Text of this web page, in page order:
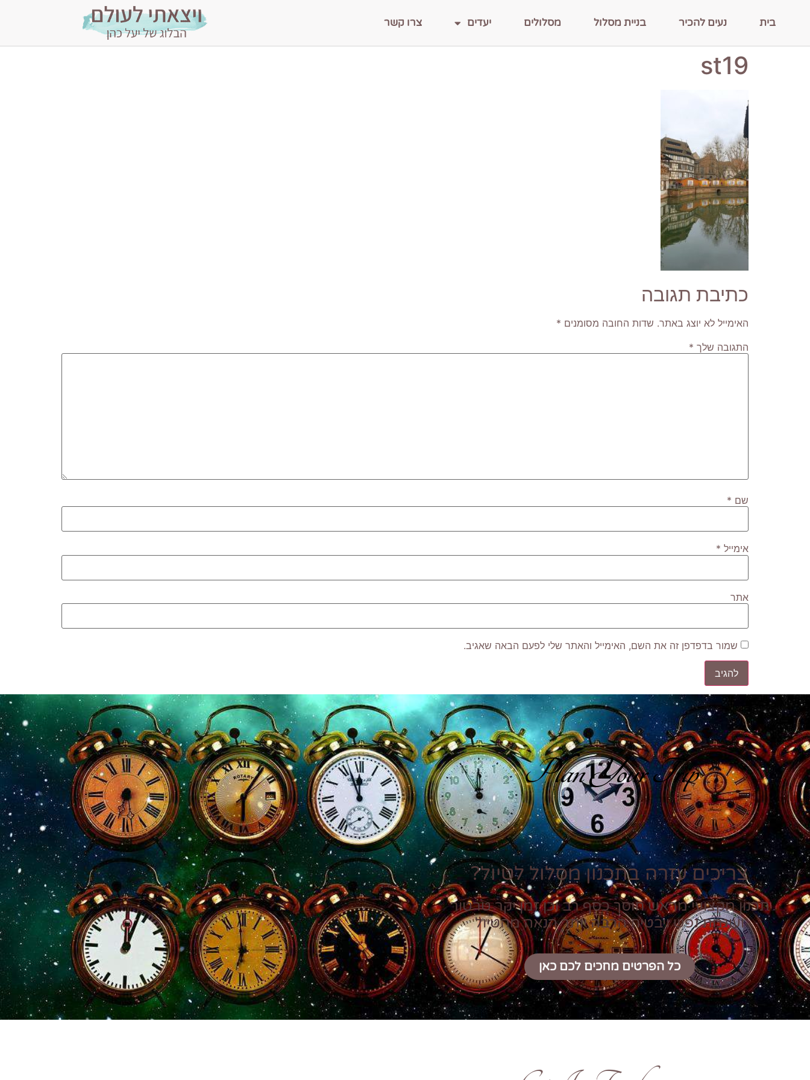
בית נעים להכיר בניית מסלול מסלולים יעדים צרו קשר
st19
כתיבת תגובה
האימייל לא יוצג באתר. שדות החובה מסומנים *
התגובה שלך *
שם *
אימייל *
אתר
שמור בדפדפן זה את השם, האימייל והאתר שלי לפעם הבאה שאגיב.
Plan Your Trip
צריכים עזרה בתכנון מסלול לטיול?
תכנון מקצועי מראש חוסך כסף רב וכן זמן יקר טרטור
ועוגמת נפש ויבטיח הרבה יותר הנאה מהטיול
כל הפרטים מחכים לכם כאן